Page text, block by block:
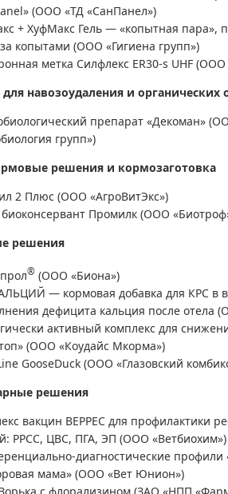
(ООО «ТД «СанПанел»)
+ ХуфМакс Гель — «копытная пара»,
копытами (ООО «Гигиена групп»)
метка Силфлекс ER30-s UHF (ООО
навозоудаления и органических
препарат «Декоман»
групп»)
решения и кормозаготовка
2 Плюс (ООО «АгроВитЭкс»)
биоконсервант Промилк (ООО
решения
® (ООО «Биона»)
— кормовая добавка для КРС в
дефицита кальция после отела
активный комплекс для
(ООО «Коудайс Мкорма»)
GooseDuck (ООО «Глазовский
решения
вакцин ВЕРРЕС для профилактики
РРСС, ЦВС, ПГА, ЭП (ООО «Ветбиохим»)
диагностические
мама» (ООО «Вет Юнион»)